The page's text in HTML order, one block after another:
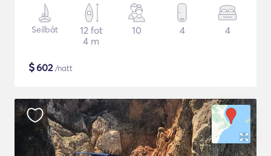
Seilbåt
12 fot
4 m
10 4 4
$602/natt